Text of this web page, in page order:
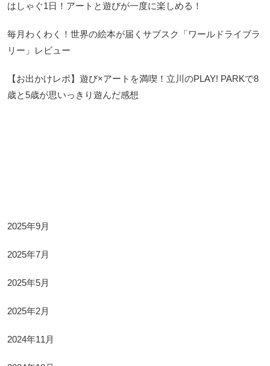
はしゃぐ1日！アートと遊びが一度に楽しめる！
毎月わくわく！世界の絵本が届くサブスク「ワールドライブラ
リー」レビュー
【お出かけレポ】遊び×アートを満喫！立川のPLAY! PARKで8
歳と5歳が思いっきり遊んだ感想
2025年9月
2025年7月
2025年5月
2025年2月
2024年11月